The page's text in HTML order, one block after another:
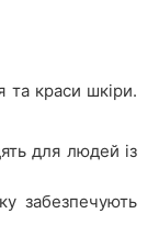
та краси шкіри.
для людей із
забезпечують